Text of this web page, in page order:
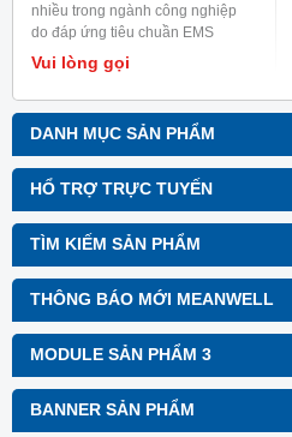
DANH MỤC SẢN PHẨM
HỔ TRỢ TRỰC TUYẾN
TÌM KIẾM SẢN PHẨM
THÔNG BÁO MỚI MEANWELL
MODULE SẢN PHẨM 3
BANNER SẢN PHẨM
nhiều trong ngành công nghiệp
do đáp ứng tiêu chuần EMS
EN50082-2/EN1000-6-2 trong
ngành công nghiệp nặng.
Vui lòng gọi